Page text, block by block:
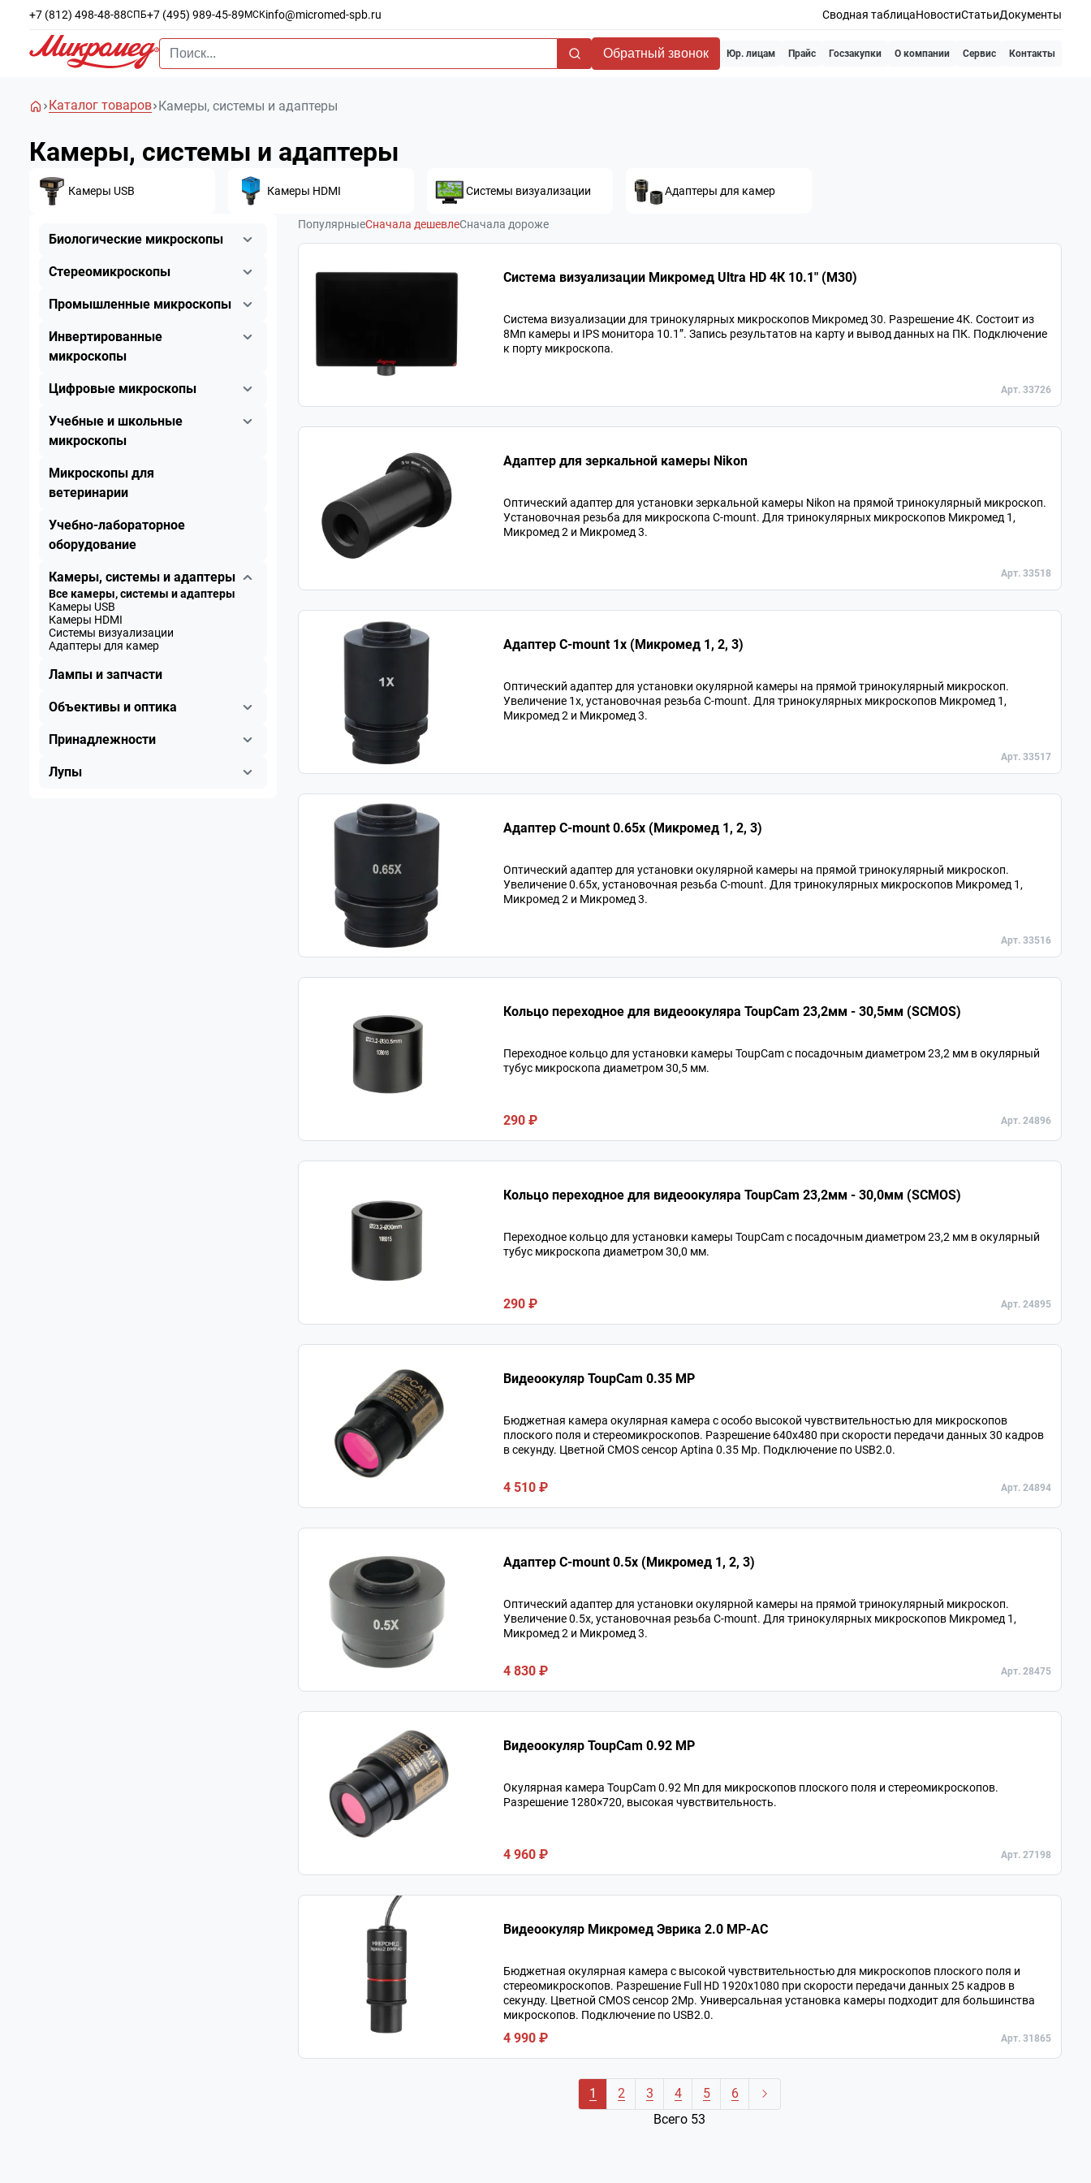
+7 (812) 498-48-88СПБ+7 (495) 989-45-89 МСКinfo@micromed-spb.ru Сводная таблицаНовостиСтатьиДокументы
Обратный звонок Юр. лицам Прайс Госзакупки О компании Сервис Контакты
Каталог товаров Камеры, системы и адаптеры
Камеры, системы и адаптеры
Камеры USB Камеры HDMI Системы визуализации Адаптеры для камер
Биологические микроскопы
Стереомикроскопы
Промышленные микроскопы
Инвертированные
микроскопы
Цифровые микроскопы
Учебные и школьные
микроскопы
Микроскопы для
ветеринарии
Учебно-лабораторное
оборудование
Камеры, системы и адаптеры
Все камеры, системы и адаптеры
Камеры USB
Камеры HDMI
Системы визуализации
Адаптеры для камер
Лампы и запчасти
Объективы и оптика
Принадлежности
Лупы
ПопулярныеСначала дешевлеСначала дороже
Система визуализации Микромед Ultra HD 4К 10.1" (М30)
Система визуализации для тринокулярных микроскопов Микромед 30. Разрешение 4К. Состоит из
8Мп камеры и IPS монитора 10.1”. Запись результатов на карту и вывод данных на ПК. Подключение
к порту микроскопа.
Арт. 33726
Адаптер для зеркальной камеры Nikon
Оптический адаптер для установки зеркальной камеры Nikon на прямой тринокулярный микроскоп.
Установочная резьба для микроскопа C-mount. Для тринокулярных микроскопов Микромед 1,
Микромед 2 и Микромед 3.
Арт. 33518
Адаптер С-mount 1х (Микромед 1, 2, 3)
Оптический адаптер для установки окулярной камеры на прямой тринокулярный микроскоп.
Увеличение 1х, установочная резьба C-mount. Для тринокулярных микроскопов Микромед 1,
Микромед 2 и Микромед 3.
Арт. 33517
Адаптер С-mount 0.65х (Микромед 1, 2, 3)
Оптический адаптер для установки окулярной камеры на прямой тринокулярный микроскоп.
Увеличение 0.65х, установочная резьба C-mount. Для тринокулярных микроскопов Микромед 1,
Микромед 2 и Микромед 3.
Арт. 33516
Кольцо переходное для видеоокуляра ToupCam 23,2мм - 30,5мм (SCMOS)
Переходное кольцо для установки камеры ToupCam с посадочным диаметром 23,2 мм в окулярный
тубус микроскопа диаметром 30,5 мм.
290 ₽ Арт. 24896
Кольцо переходное для видеоокуляра ToupCam 23,2мм - 30,0мм (SCMOS)
Переходное кольцо для установки камеры ToupCam с посадочным диаметром 23,2 мм в окулярный
тубус микроскопа диаметром 30,0 мм.
290 ₽ Арт. 24895
Видеоокуляр ToupCam 0.35 MP
Бюджетная камера окулярная камера с особо высокой чувствительностью для микроскопов
плоского поля и стереомикроскопов. Разрешение 640x480 при скорости передачи данных 30 кадров
в секунду. Цветной CMOS сенсор Aptina 0.35 Мр. Подключение по USB2.0.
4 510 ₽ Арт. 24894
Адаптер С-mount 0.5х (Микромед 1, 2, 3)
Оптический адаптер для установки окулярной камеры на прямой тринокулярный микроскоп.
Увеличение 0.5х, установочная резьба C-mount. Для тринокулярных микроскопов Микромед 1,
Микромед 2 и Микромед 3.
4 830 ₽ Арт. 28475
Видеоокуляр ToupCam 0.92 MP
Окулярная камера ToupCam 0.92 Мп для микроскопов плоского поля и стереомикроскопов.
Разрешение 1280×720, высокая чувствительность.
4 960 ₽ Арт. 27198
Видеоокуляр Микромед Эврика 2.0 MP-AC
Бюджетная окулярная камера с высокой чувствительностью для микроскопов плоского поля и
стереомикроскопов. Разрешение Full HD 1920x1080 при скорости передачи данных 25 кадров в
секунду. Цветной CMOS сенсор 2Мр. Универсальная установка камеры подходит для большинства
микроскопов. Подключение по USB2.0.
4 990 ₽ Арт. 31865
1 2 3 4 5
6
Всего 53